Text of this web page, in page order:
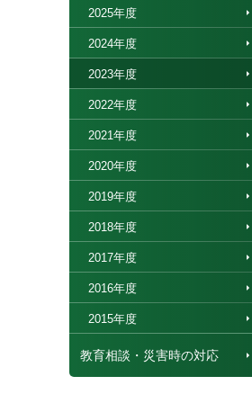
2025年度
2024年度
2023年度
2022年度
2021年度
2020年度
2019年度
2018年度
2017年度
2016年度
2015年度
教育相談・災害時の対応